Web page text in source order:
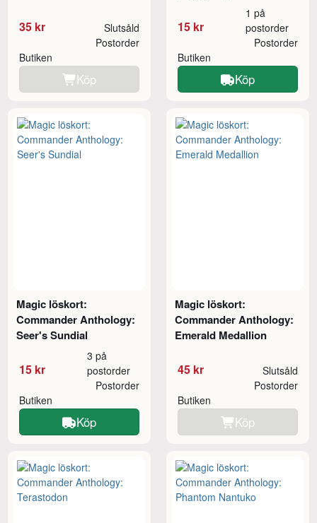
35 kr Slutsåld
Butiken
Postorder
Köp
15 kr
1 på
postorder
Butiken
Postorder
Köp
Magic löskort:
Commander Anthology:
Seer's Sundial
15 kr
3 på
postorder
Butiken
Postorder
Köp
Magic löskort:
Commander Anthology:
Emerald Medallion
45 kr Slutsåld
Butiken
Postorder
Köp